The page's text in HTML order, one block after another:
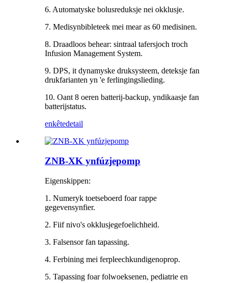
6. Automatyske bolusreduksje nei okklusje.
7. Medisynbibleteek mei mear as 60 medisinen.
8. Draadloos behear: sintraal tafersjoch troch
Infusion Management System.
9. DPS, it dynamyske druksysteem, deteksje fan
drukfarianten yn 'e ferlingingslieding.
10. Oant 8 oeren batterij-backup, yndikaasje fan
batterijstatus.
enkêtedetail
ZNB-XK ynfúzjepomp
Eigenskippen:
1. Numeryk toetseboerd foar rappe
gegevensynfier.
2. Fiif nivo's okklusjegefoelichheid.
3. Falsensor fan tapassing.
4. Ferbining mei ferpleechkundigenoprop.
5. Tapassing foar folwoeksenen, pediatrie en